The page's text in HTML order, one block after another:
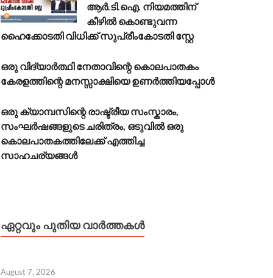
ആർ.ടി.ഐ. നിയമത്തിന്
കീഴിൽ കൊണ്ടുവന്ന
ഹൈക്കോടതി വിധിക്ക് സുപ്രീംകോടതി സ്റ്റേ
ഒരു വിദ്യാർത്ഥി നേതാവിന്റെ കൊലപാതകം
കേരളത്തിന്റെ മനസ്സാക്ഷിയെ ഉണർത്തിയപ്പോൾ
ഒരു ക്യാമ്പസിന്റെ രാഷ്ട്രീയ സംസ്കാരം,
സംഘർഷങ്ങളുടെ ചരിത്രം, ഒടുവിൽ ഒരു
കൊലപാതകത്തിലേക്ക് എത്തിച്ച
സാഹചര്യങ്ങൾ
ഏറ്റവും പുതിയ വാർത്തകൾ
August 7, 2026